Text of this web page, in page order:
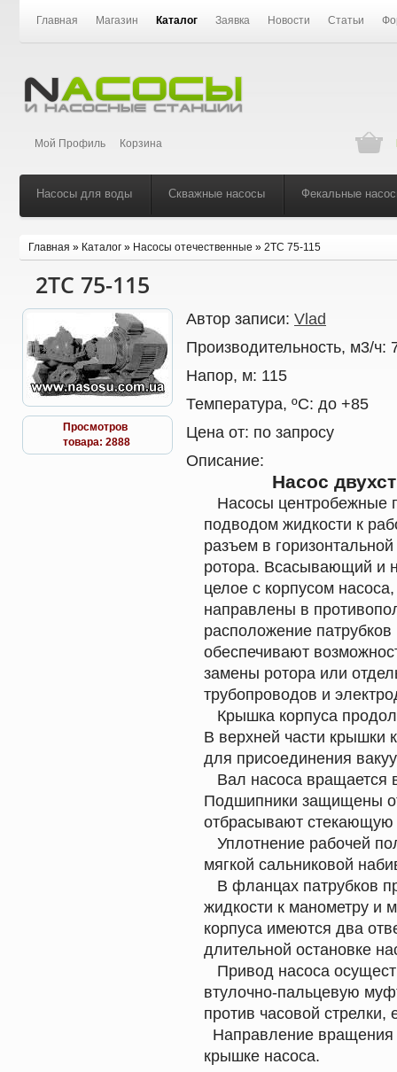
Главная Магазин Каталог Заявка Новости Статьи
Мой Профиль Корзина
Насосы для воды Скважные насосы Фекальные
Главная » Каталог » Насосы отечественные » 2ТС 75-115
2ТС 75-115
Просмотров
товара: 2888
Автор записи: Vlad
Производительность, м3/ч:
Напор, м: 115
Температура, ºС: до +85
Цена от: по запросу
Описание:
Насос
Насосы центробежные
подводом жидкости к
разъем в
ротора. Всасывающий и
целое с корпусом
направлены в
расположение
обеспечивают
замены ротора или
трубопроводов и
Крышка корпуса
В верхней части крышки
для присоединения
Вал насоса вращается
Подшипники защищены
отбрасывают стекающую
Уплотнение рабочей
мягкой сальниковой
В фланцах патрубков
жидкости к манометру и
корпуса имеются два
длительной остановке
Привод насоса
втулочно-пальцевую
против часовой
Направление вращения
крышке насоса.